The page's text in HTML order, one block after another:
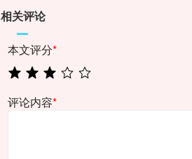
相关评论
本文评分*
评论内容*